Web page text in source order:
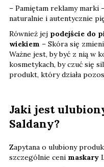
– Pamiętam reklamy marki
naturalnie i autentycznie
Również jej podejście do
wiekiem – Skóra się
Ważne jest, by być z nią w
kosmetykach, by czuć się
produkt, który działa
Jaki jest
Saldany?
Zapytana o ulubiony
szczególnie ceni maskary